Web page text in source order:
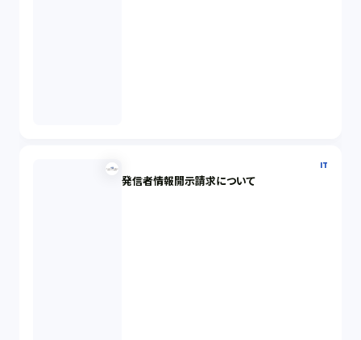
IT
発信者情報開示請求について